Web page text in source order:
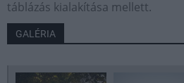
táblázás kialakítása mellett.
GALÉRIA